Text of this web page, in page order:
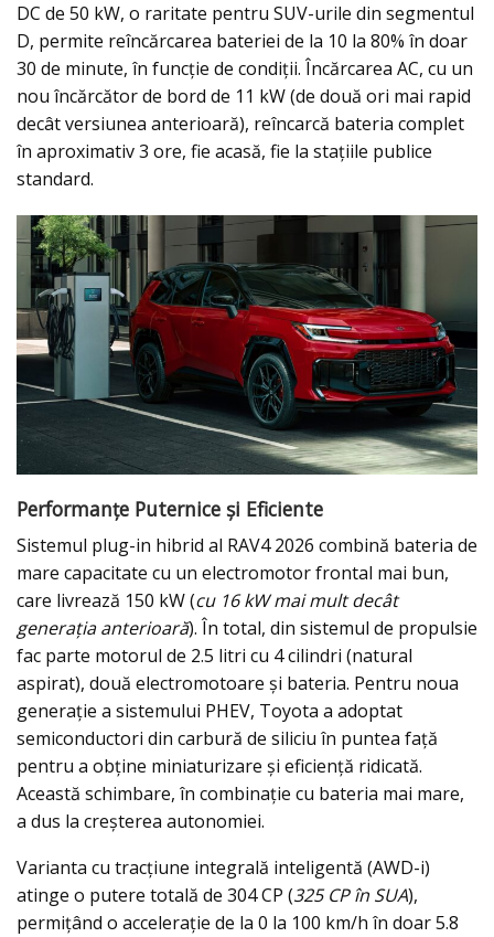
DC de 50 kW, o raritate pentru SUV-urile din segmentul
D, permite reîncărcarea bateriei de la 10 la 80% în doar
30 de minute, în funcție de condiții. Încărcarea AC, cu un
nou încărcător de bord de 11 kW (de două ori mai rapid
decât versiunea anterioară), reîncarcă bateria complet
în aproximativ 3 ore, fie acasă, fie la stațiile publice
standard.
Performanțe Puternice și Eficiente
Sistemul plug-in hibrid al RAV4 2026 combină bateria de
mare capacitate cu un electromotor frontal mai bun,
care livrează 150 kW (cu 16 kW mai mult decât
generația anterioară). În total, din sistemul de propulsie
fac parte motorul de 2.5 litri cu 4 cilindri (natural
aspirat), două electromotoare și bateria. Pentru noua
generație a sistemului PHEV, Toyota a adoptat
semiconductori din carbură de siliciu în puntea față
pentru a obține miniaturizare și eficiență ridicată.
Această schimbare, în combinație cu bateria mai mare,
a dus la creșterea autonomiei.
Varianta cu tracțiune integrală inteligentă (AWD-i)
atinge o putere totală de 304 CP (325 CP în SUA),
permițând o accelerație de la 0 la 100 km/h în doar 5.8